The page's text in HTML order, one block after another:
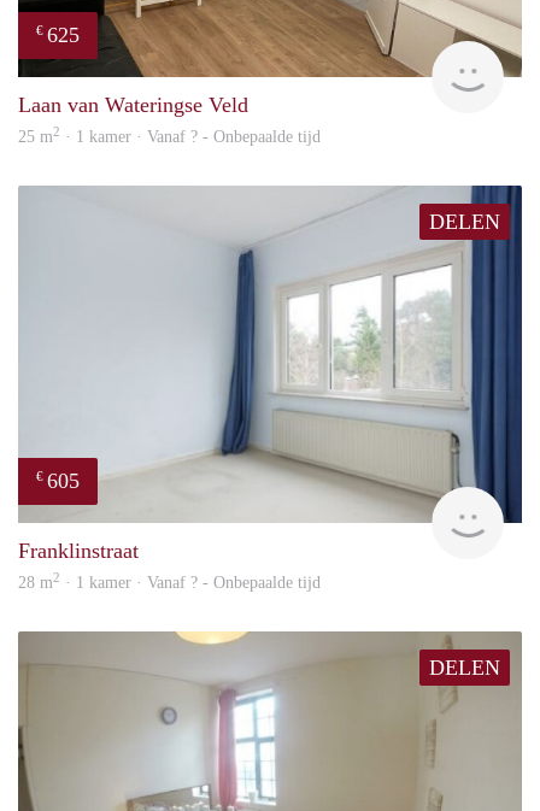
€ 625
Laan van Wateringse Veld
25 m2 · 1 kamer · Vanaf ? - Onbepaalde tijd
DELEN
€ 605
Franklinstraat
28 m2 · 1 kamer · Vanaf ? - Onbepaalde tijd
DELEN